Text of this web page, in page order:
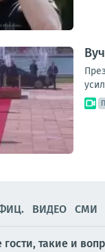
ВИДЕО СМИ
гости, такие и